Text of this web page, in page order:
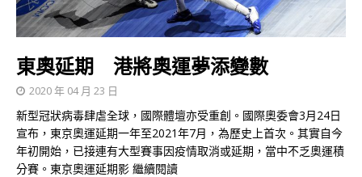
東奧延期 港將奧運夢添變數
2020 年 04 月 23 日
新型冠狀病毒肆虐全球，國際體壇亦受重創。國際奧委會3月24日
宣布，東京奧運延期一年至2021年7月，為歷史上首次。其實自今
年初開始，已接連有大型賽事因疫情取消或延期，當中不乏奧運積
分賽。東京奧運延期影 繼續閱讀